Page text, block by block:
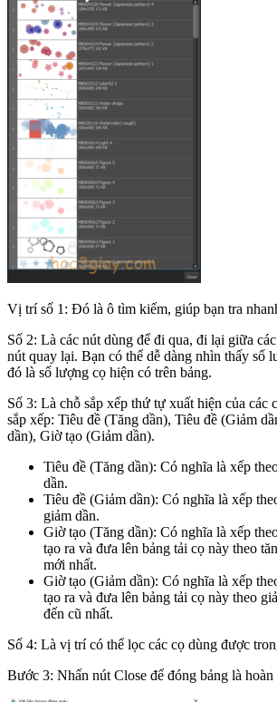
Vị trí số 1: Đó là ô tìm kiếm, giúp bạn tra
Số 2: Là các nút dùng để đi qua, đi lại giữa
nút quay lại. Bạn có thể dễ dàng nhìn thấy số
đó là số lượng cọ hiện có trên bảng.
Số 3: Là chỗ sắp xếp thứ tự xuất hiện của các
sắp xếp: Tiêu đề (Tăng dần), Tiêu đề (Giảm
dần), Giờ tạo (Giảm dần).
Tiêu đề (Tăng dần): Có nghĩa là xếp
dần.
Tiêu đề (Giảm dần): Có nghĩa là xếp
giảm dần.
Giờ tạo (Tăng dần): Có nghĩa là xếp
tạo ra và đưa lên bảng tải cọ này theo
mới nhất.
Giờ tạo (Giảm dần): Có nghĩa là xếp
tạo ra và đưa lên bảng tải cọ này theo
đến cũ nhất.
Số 4: Là vị trí có thể lọc các cọ dùng được
Bước 3: Nhấn nút Close để đóng bảng là hoàn